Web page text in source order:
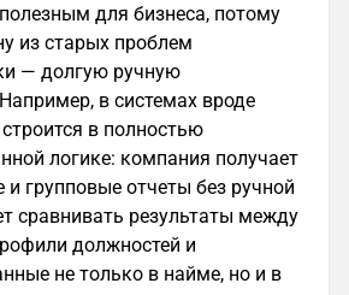
для бизнеса, потому
из старых проблем
— долгую ручную
в системах вроде
в полностью
логике: компания получает
групповые отчеты без ручной
сравнивать результаты между
должностей и
не только в найме, но и в